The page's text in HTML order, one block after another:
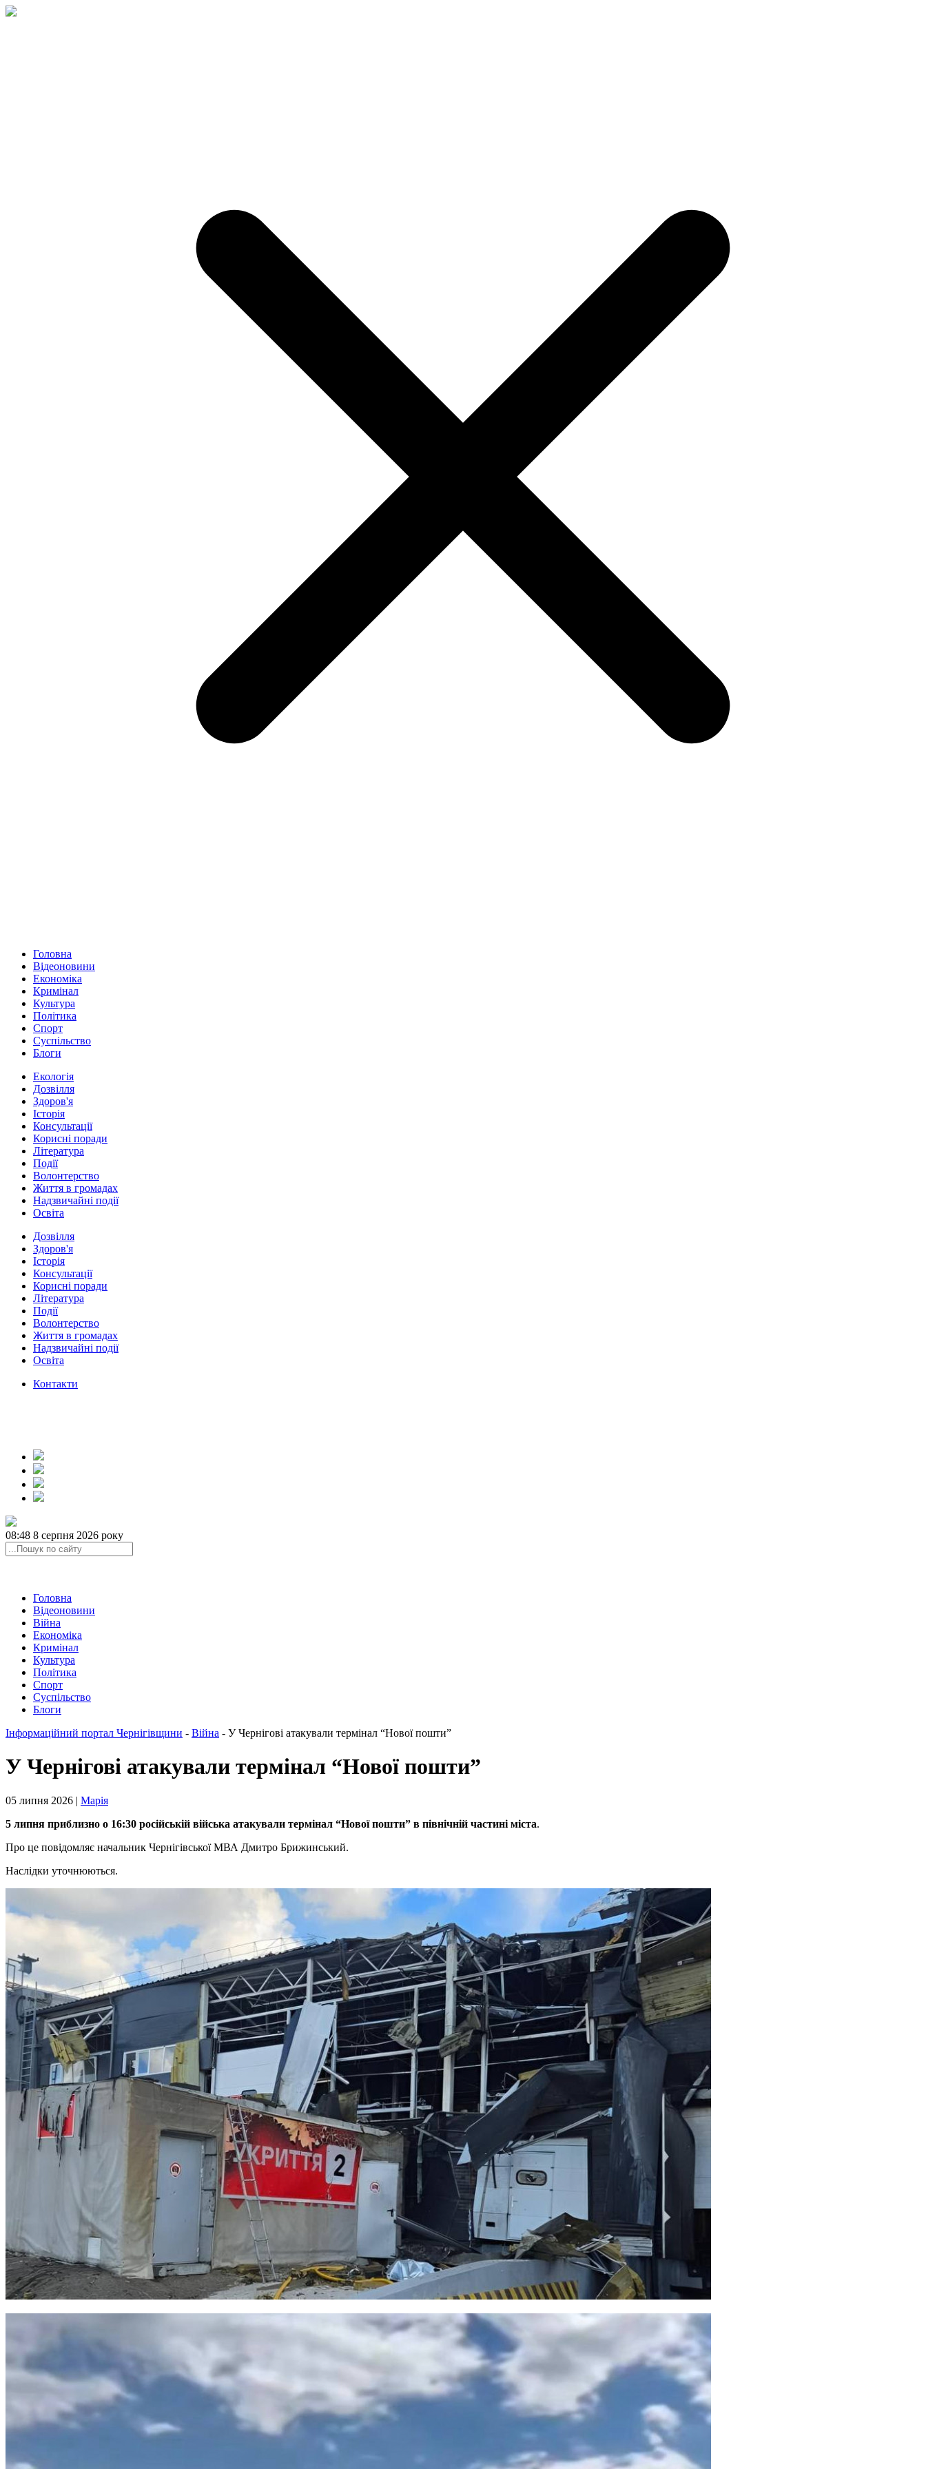
Головна
Відеоновини
Економіка
Кримінал
Культура
Політика
Спорт
Суспільство
Блоги
Екологія
Дозвілля
Здоров'я
Історія
Консультації
Корисні поради
Література
Події
Волонтерство
Життя в громадах
Надзвичайні події
Освіта
Дозвілля
Здоров'я
Історія
Консультації
Корисні поради
Література
Події
Волонтерство
Життя в громадах
Надзвичайні події
Освіта
Контакти
08:48 8 серпня 2026 року
Головна
Відеоновини
Війна
Економіка
Кримінал
Культура
Політика
Спорт
Суспільство
Блоги
Інформаційний портал Чернігівщини - Війна - У Чернігові атакували термінал “Нової пошти”
У Чернігові атакували термінал “Нової пошти”
05 липня 2026 | Марія
5 липня приблизно о 16:30 російській війська атакували термінал “Нової пошти” в північній частині міста.
Про це повідомляє начальник Чернігівської МВА Дмитро Брижинський.
Наслідки уточнюються.